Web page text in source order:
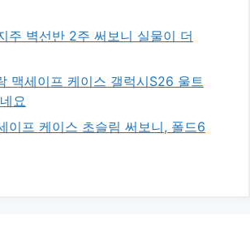
주 벽선반 2주 써보니 실물이 더
맥세이프 케이스 갤럭시S26 울트
요
이프 케이스 초슬림 써보니, 폴드6